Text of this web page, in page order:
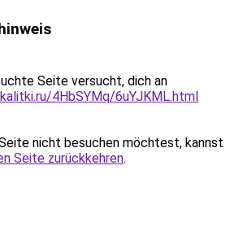
Seite versucht, dich an
4HbSYMq/6uYJKML.html
nicht besuchen möchtest, kannst
Seite zurückkehren.